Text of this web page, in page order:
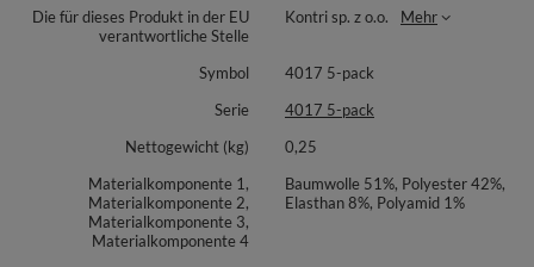
Die für dieses Produkt in der EU
verantwortliche Stelle
Kontri sp. z o.o. Mehr
Symbol
4017 5-pack
Serie
4017 5-pack
Nettogewicht (kg)
0,25
Materialkomponente 1,
Materialkomponente 2,
Materialkomponente 3,
Materialkomponente 4
Baumwolle 51%, Polyester 42%,
Elasthan 8%, Polyamid 1%